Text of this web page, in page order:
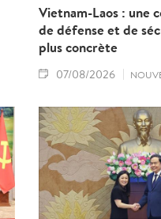
Vietnam-Laos : une
de défense et de
plus concrète
07/08/2026